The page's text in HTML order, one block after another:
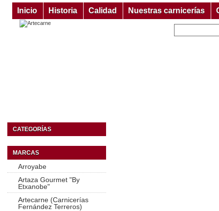
Inicio Historia Calidad Nuestras carnicerías
CATEGORÍAS
MARCAS
Arroyabe
Artaza Gourmet "By
Etxanobe"
Artecarne (Carnicerías
Fernández Terreros)